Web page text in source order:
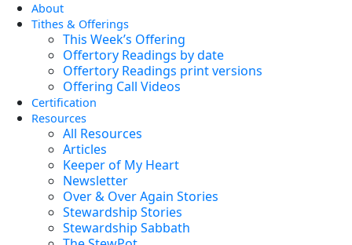
About
Tithes & Offerings
This Week’s Offering
Offertory Readings by date
Offertory Readings print versions
Offering Call Videos
Certification
Resources
All Resources
Articles
Keeper of My Heart
Newsletter
Over & Over Again Stories
Stewardship Stories
Stewardship Sabbath